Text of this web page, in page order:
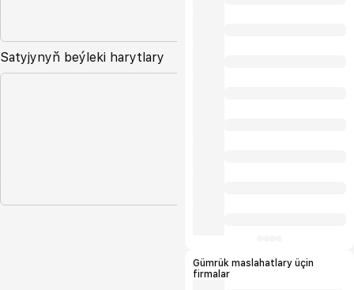
Satyjynyň beýleki harytlary
Gümrük maslahatlary üçin
firmalar